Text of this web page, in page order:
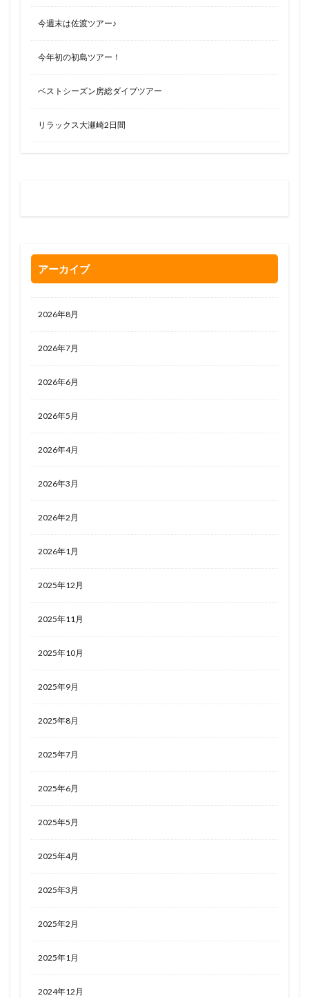
今週末は佐渡ツアー♪
今年初の初島ツアー！
ベストシーズン房総ダイブツアー
リラックス大瀬崎2日間
アーカイブ
2026年8月
2026年7月
2026年6月
2026年5月
2026年4月
2026年3月
2026年2月
2026年1月
2025年12月
2025年11月
2025年10月
2025年9月
2025年8月
2025年7月
2025年6月
2025年5月
2025年4月
2025年3月
2025年2月
2025年1月
2024年12月